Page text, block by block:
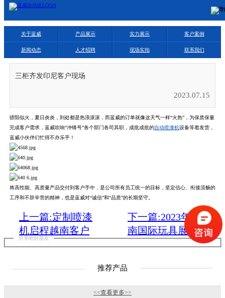
关于蓝威 产品展示 实力展示 客户案例
新闻动态 人才招聘 现场实拍 联系我们
三柜齐发印尼客户现场
2023.07.15
骄阳似火，夏日炎炎，到处都是热浪滚滚，而蓝威的订单就像这天气一样“火热”，为保质保量
完成客户需求，蓝威吹响“冲锋号”各个部门各司其职，成批成批的自动喷漆机设备等着发货，
蓝威小伙伴们忙得不亦乐乎！
将高性能、高质量产品交付到客户手中，是公司所有员工统一的目标，坚定信心、衔接流畅的
工序和不辞辛苦的精神，也是蓝威对“诚信”和“品质”的长期坚守。
上一篇:定制喷漆
机启程越南客户
现场
下一篇:2023年越
南国际玩具展圆
满落幕！
分享给好朋友
推荐产品
<<查看更多>>